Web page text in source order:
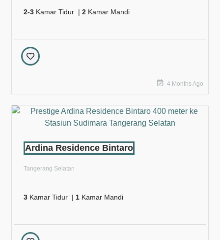
2-3 Kamar Tidur | 2 Kamar Mandi
4 Months Ago
Ardina Residence Bintaro
Tangerang Selatan
3 Kamar Tidur | 1 Kamar Mandi